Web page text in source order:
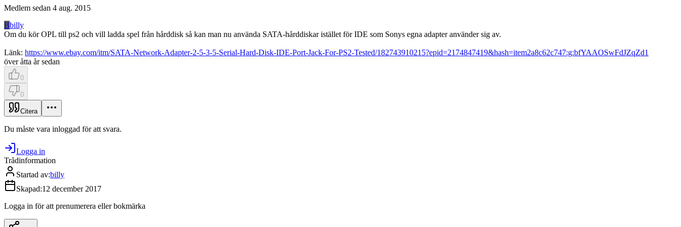
Medlem sedan 4 aug. 2015
Bbilly
Om du kör OPL till ps2 och vill ladda spel från hårddisk så kan man nu använda SATA-hårddiskar istället för IDE som Sonys egna adapter använder sig av.
Länk: https://www.ebay.com/itm/SATA-Network-Adapter-2-5-3-5-Serial-Hard-Disk-IDE-Port-Jack-For-PS2-Tested/182743910215?epid=2174847419&hash=item2a8c62c747:g:bfYAAOSwFdJZqZd1
över åtta år sedan
0
0
Citera
Du måste vara inloggad för att svara.
Logga in
Trådinformation
Startad av:billy
Skapad:12 december 2017
Logga in för att prenumerera eller bokmärka